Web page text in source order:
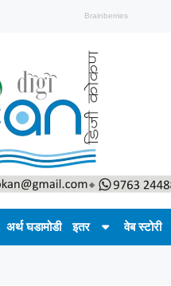
अर्थ घडामोडी इतर वेब स्टोरी